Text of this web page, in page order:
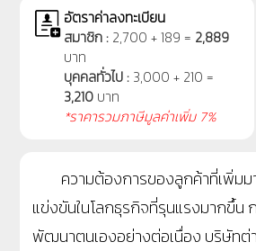
อัตราค่าลงทะเบียน
สมาชิก : 2,700 + 189 = 2,889
บาท
บุคคลทั่วไป : 3,000 + 210 =
3,210 บาท
*ราคารวมภาษีมูลค่าเพิ่ม 7%
ความต้องการของลูกค้าที่เพิ่มม
แข่งขันในโลกธุรกิจที่รุนแรงมากขึ้น
พัฒนาตนเองอย่างต่อเนื่อง บริษัทต่